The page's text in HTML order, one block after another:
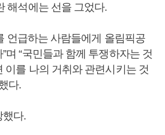
해석에는 선을 그었다.
언급하는 사람들에게 올림픽공
며 “국민들과 함께 투쟁하자는 것
이를 나의 거취와 관련시키는 것
다.
했다.